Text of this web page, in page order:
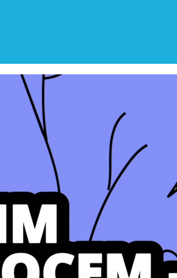
для збільшення чи зменшення гучності.